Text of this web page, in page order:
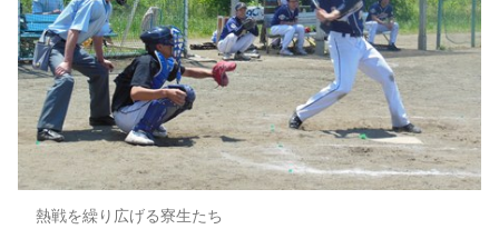
熱戦を繰り広げる寮生たち